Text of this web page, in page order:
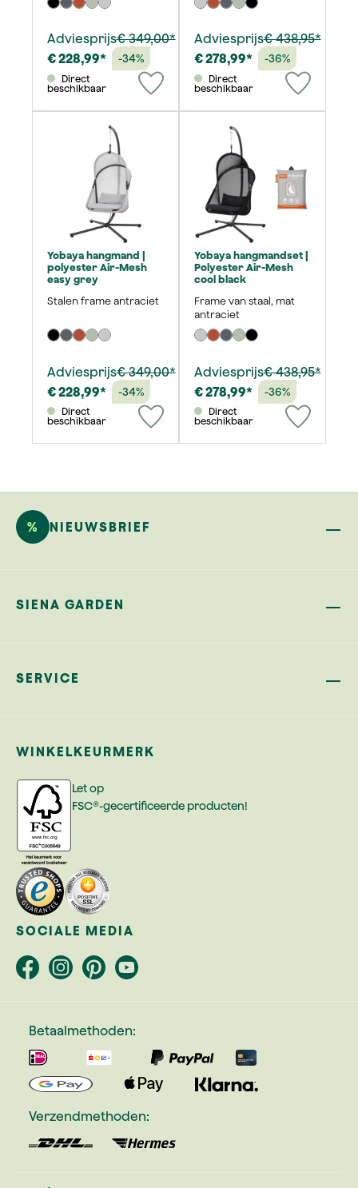
Adviesprijs€ 349,00*
€ 228,99*
-34%
beschikbaar
Adviesprijs€ 438,95*
€ 278,99*
-36%
beschikbaar
Yobaya hangmand |
polyester Air-Mesh
easy grey
Stalen frame antraciet
Adviesprijs€ 349,00*
€ 228,99*
-34%
beschikbaar
Yobaya hangmandset |
Polyester Air-Mesh
cool black
Frame van staal, mat
antraciet
Adviesprijs€ 438,95*
€ 278,99*
-36%
beschikbaar
% NIEUWSBRIEF
SIENA GARDEN
SERVICE
WINKELKEURMERK
Let op
FSC®-gecertificeerde producten!
SOCIALE MEDIA
Betaalmethoden:
Verzendmethoden: